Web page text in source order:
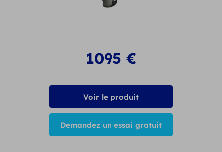
1095 €
Voir le produit
Demandez un essai gratuit